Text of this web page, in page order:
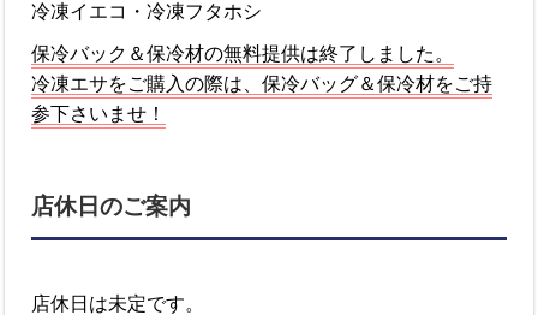
冷凍イエコ・冷凍フタホシ
保冷バック＆保冷材の無料提供は終了しました。
冷凍エサをご購入の際は、保冷バッグ＆保冷材をご持
参下さいませ！
店休日のご案内
店休日は未定です。